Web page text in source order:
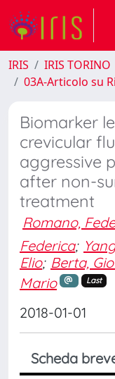
IRIS IRIS TORINO
03A-Articolo su
Biomarker
crevicular
aggressive
after non-
treatment
Romano,
Federica;
Elio; Berta,
Mario
Last
2018-01-01
Scheda